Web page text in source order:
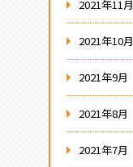
2021年11月
2021年10月
2021年9月
2021年8月
2021年7月